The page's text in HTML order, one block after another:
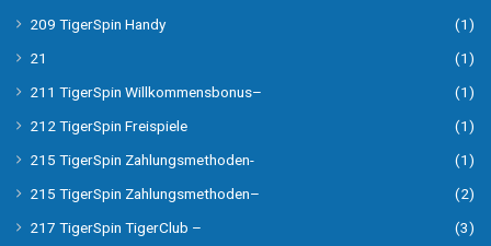
209 TigerSpin Handy
(1)
21
(1)
211 TigerSpin Willkommensbonus–
(1)
212 TigerSpin Freispiele
(1)
215 TigerSpin Zahlungsmethoden-
(1)
215 TigerSpin Zahlungsmethoden–
(2)
217 TigerSpin TigerClub –
(3)